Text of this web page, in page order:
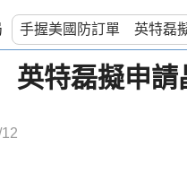
特磊擬申請